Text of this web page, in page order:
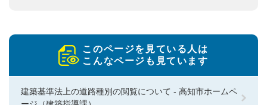
このページを見ている人は
こんなページも見ています
建築基準法上の道路種別の閲覧について - 高知市ホームペ